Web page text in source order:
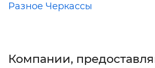
Разное Черкассы
Компании,